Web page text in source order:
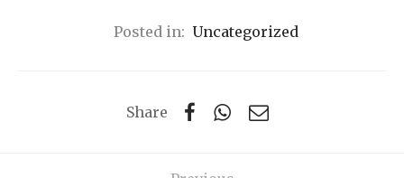
Posted in: Uncategorized
Share